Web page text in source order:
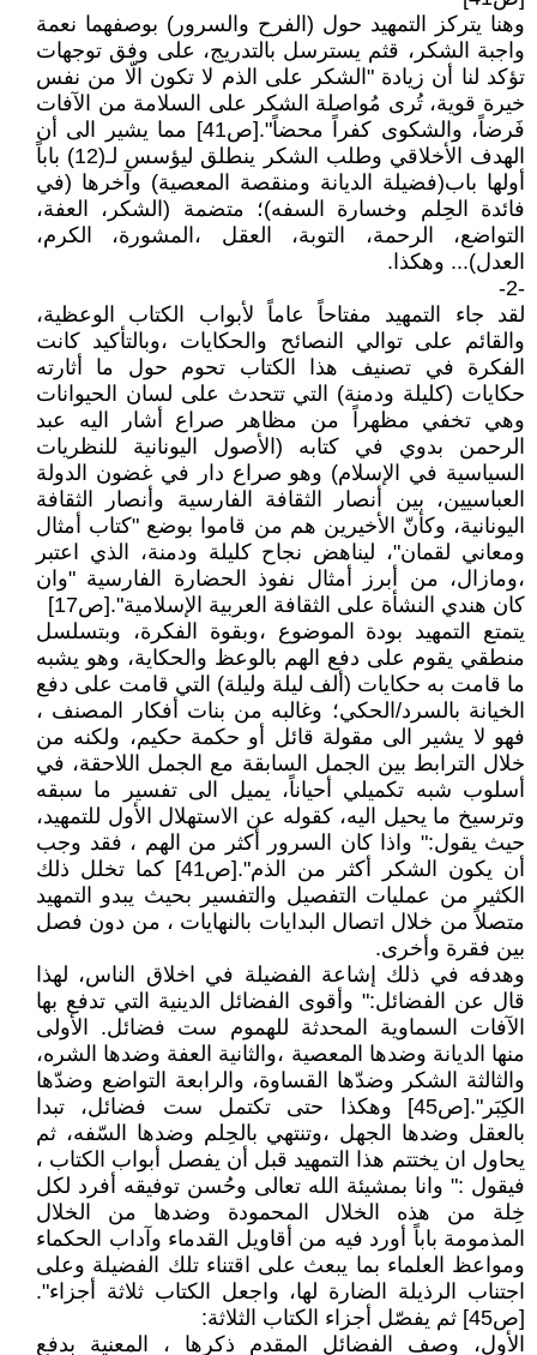
وهنا يتركز التمهيد حول (الفرح والسرور) بوصفهما نعمة
واجبة الشكر، قثم يسترسل بالتدريج، على وفق توجهات
تؤكد لنا أن زيادة "الشكر على الذم لا تكون الّا من نفس
خيرة قوية، تُرى مُواصلة الشكر على السلامة من الآفات
فَرضاً، والشكوى كفراً محضاً".[ص41] مما يشير الى أن
الهدف الأخلاقي وطلب الشكر ينطلق ليؤسس لـ(12) باباً
أولها باب(فضيلة الديانة ومنقصة المعصية) وآخرها (في
فائدة الحِلم وخسارة السفه)؛ متضمة (الشكر، العفة،
التواضع، الرحمة، التوبة، العقل ،المشورة، الكرم،
العدل)... وهكذا.
-2-
لقد جاء التمهيد مفتاحاً عاماً لأبواب الكتاب الوعظية،
والقائم على توالي النصائح والحكايات ،وبالتأكيد كانت
الفكرة في تصنيف هذا الكتاب تحوم حول ما أثارته
حكايات (كليلة ودمنة) التي تتحدث على لسان الحيوانات
وهي تخفي مظهراً من مظاهر صراع أشار اليه عبد
الرحمن بدوي في كتابه (الأصول اليونانية للنظريات
السياسية في الإسلام) وهو صراع دار في غضون الدولة
العباسيين، بين أنصار الثقافة الفارسية وأنصار الثقافة
اليونانية، وكأنّ الأخيرين هم من قاموا بوضع "كتاب أمثال
ومعاني لقمان"، ليناهض نجاح كليلة ودمنة، الذي اعتبر
،ومازال، من أبرز أمثال نفوذ الحضارة الفارسية "وان
كان هندي النشأة على الثقافة العربية الإسلامية".[ص17]
يتمتع التمهيد بودة الموضوع ،وبقوة الفكرة، وبتسلسل
منطقي يقوم على دفع الهم بالوعظ والحكاية، وهو يشبه
ما قامت به حكايات (ألف ليلة وليلة) التي قامت على دفع
الخيانة بالسرد/الحكي؛ وغالبه من بنات أفكار المصنف ،
فهو لا يشير الى مقولة قائل أو حكمة حكيم، ولكنه من
خلال الترابط بين الجمل السابقة مع الجمل اللاحقة، في
أسلوب شبه تكميلي أحياناً، يميل الى تفسير ما سبقه
وترسيخ ما يحيل اليه، كقوله عن الاستهلال الأول للتمهيد،
حيث يقول:" واذا كان السرور أكثر من الهم ، فقد وجب
أن يكون الشكر أكثر من الذم".[ص41] كما تخلل ذلك
الكثير من عمليات التفصيل والتفسير بحيث يبدو التمهيد
متصلاً من خلال اتصال البدايات بالنهايات ، من دون فصل
بين فقرة وأخرى.
وهدفه في ذلك إشاعة الفضيلة في اخلاق الناس، لهذا
قال عن الفضائل:" وأقوى الفضائل الدينية التي تدفع بها
الآفات السماوية المحدثة للهموم ست فضائل. الأولى
منها الديانة وضدها المعصية ،والثانية العفة وضدها الشره،
والثالثة الشكر وضدّها القساوة، والرابعة التواضع وضدّها
الكِبَر".[ص45] وهكذا حتى تكتمل ست فضائل، تبدا
بالعقل وضدها الجهل ،وتنتهي بالحِلم وضدها السّفه، ثم
يحاول ان يختتم هذا التمهيد قبل أن يفصل أبواب الكتاب ،
فيقول :" وانا بمشيئة الله تعالى وحُسن توفيقه أفرد لكل
خِلة من هذه الخلال المحمودة وضدها من الخلال
المذمومة باباً أورد فيه من أقاويل القدماء وآداب الحكماء
ومواعظ العلماء بما يبعث على اقتناء تلك الفضيلة وعلى
اجتناب الرذيلة الضارة لها، واجعل الكتاب ثلاثة أجزاء".
[ص45] ثم يفصّل أجزاء الكتاب الثلاثة:
الأول، وصف الفضائل المقدم ذكرها ، المعنية بدفع